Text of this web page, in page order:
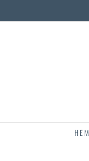
till
HEM